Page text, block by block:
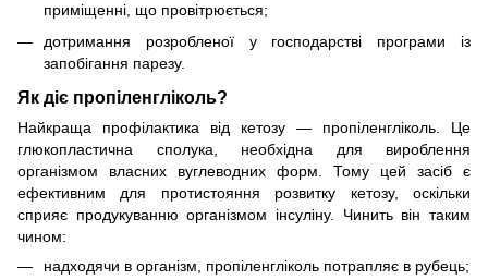
приміщенні, що провітрюється;
дотримання розробленої у господарстві програми із
запобігання парезу.
Як діє пропіленгліколь?
Найкраща профілактика від кетозу — пропіленгліколь. Це
глюкопластична сполука, необхідна для вироблення
організмом власних вуглеводних форм. Тому цей засіб є
ефективним для протистояння розвитку кетозу, оскільки
сприяє продукуванню організмом інсуліну. Чинить він таким
чином:
надходячи в організм, пропіленгліколь потрапляє в рубець;